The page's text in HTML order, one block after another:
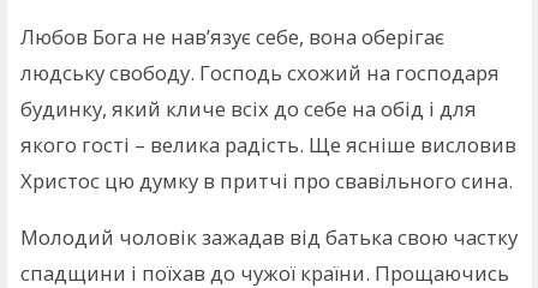
Любов Бога не нав’язує себе, вона оберігає
людську свободу. Господь схожий на господаря
будинку, який кличе всіх до себе на обід і для
якого гості – велика радість. Ще ясніше висловив
Христос цю думку в притчі про свавільного сина.
Молодий чоловік зажадав від батька свою частку
спадщини і поїхав до чужої країни. Прощаючись